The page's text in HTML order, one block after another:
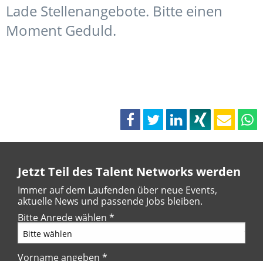
Lade Stellenangebote. Bitte einen
Moment Geduld.
Jetzt Teil des Talent Networks werden
Immer auf dem Laufenden über neue Events,
aktuelle News und passende Jobs bleiben.
Bitte Anrede wählen *
Vorname angeben *